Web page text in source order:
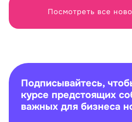
Посмотреть все
Подписывайтесь,
курсе предстоящих
важных для бизнеса